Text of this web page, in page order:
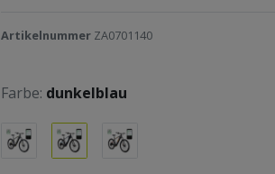
Artikelnummer ZA0701140
Farbe: dunkelblau